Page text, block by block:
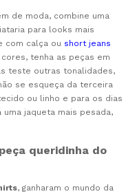
de moda, combine uma
para looks mais
com calça ou short jeans
tenha as peças em
teste outras tonalidades,
se esqueça da terceira
ou linho e para os dias
jaqueta mais pesada,
queridinha do
, ganharam o mundo da